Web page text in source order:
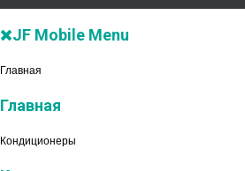
JF Mobile Menu
Главная
Главная
Кондиционеры